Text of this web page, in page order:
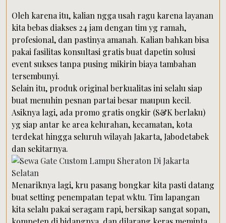
Oleh karena itu, kalian ngga usah ragu karena layanan
kita bebas diakses 24 jam dengan tim yg ramah,
profesional, dan pastinya amanah. Kalian bahkan bisa
pakai fasilitas konsultasi gratis buat dapetin solusi
event sukses tanpa pusing mikirin biaya tambahan
tersembunyi.
Selain itu, produk original berkualitas ini selalu siap
buat menuhin pesnan partai besar maupun kecil.
Asiknya lagi, ada promo gratis ongkir (S&K berlaku)
yg siap antar ke area kelurahan, kecamatan, kota
terdekat hingga seluruh wilayah Jakarta, Jabodetabek
dan sekitarnya.
Menariknya lagi, kru pasang bongkar kita pasti datang
buat setting penempatan tepat wktu. Tim lapangan
kita selalu pakai seragam rapi, bersikap sangat sopan,